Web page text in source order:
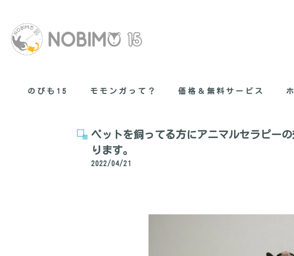
のびも15 モモンガって？ 価格＆無料サービス
ペットを飼ってる方にアニマルセラピー
ります。
2022/04/21